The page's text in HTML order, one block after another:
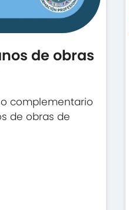
de obras
complementario
de obras de